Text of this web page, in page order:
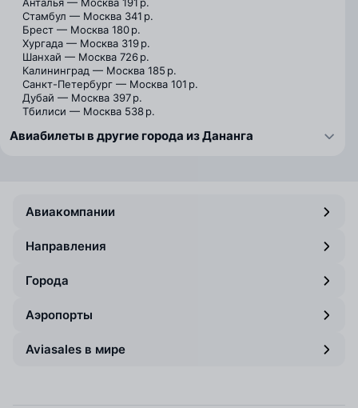
Стамбул — Москва 341 р.
Брест — Москва 180 р.
Хургада — Москва 319 р.
Шанхай — Москва 726 р.
Калининград — Москва 185 р.
Санкт-Петербург — Москва 101 р.
Дубай — Москва 397 р.
Тбилиси — Москва 538 р.
Авиабилеты в другие города из Дананга
Авиакомпании
Направления
Города
Аэропорты
Aviasales в мире